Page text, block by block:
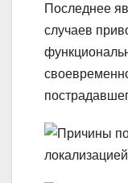
Последнее
случаев